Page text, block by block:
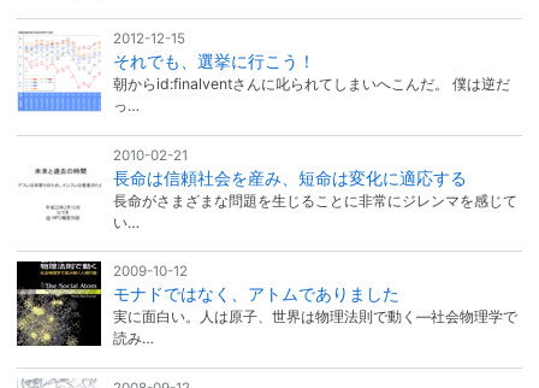
2012-12-15
それでも、選挙に行こう！
朝からid:finalventさんに叱られてしまいへこんだ。 僕は逆だ
っ…
2010-02-21
長命は信頼社会を産み、短命は変化に適応する
長命がさまざまな問題を生じることに非常にジレンマを感じて
い…
2009-10-12
モナドではなく、アトムでありました
実に面白い。人は原子、世界は物理法則で動く―社会物理学で
読み…